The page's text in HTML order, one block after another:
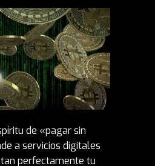
de «pagar sin
a servicios digitales
perfectamente tu